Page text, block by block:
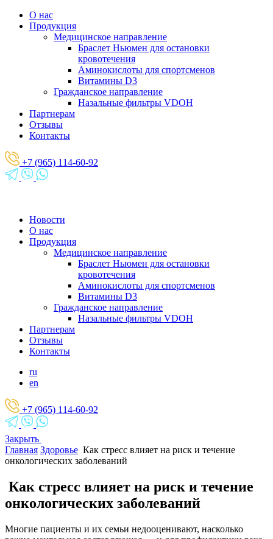
О нас
Продукция
Медицинское направление
Браслет Ньюмен для остановки
кровотечения
Аминокислоты для спортсменов
Витамины D3
Гражданское направление
Назальные фильтры VDOH
Партнерам
Отзывы
Контакты
+7 (965) 114-60-92
Новости
О нас
Продукция
Медицинское направление
Браслет Ньюмен для остановки
кровотечения
Аминокислоты для спортсменов
Витамины D3
Гражданское направление
Назальные фильтры VDOH
Партнерам
Отзывы
Контакты
ru
en
+7 (965) 114-60-92
Закрыть
Главная Здоровье Как стресс влияет на риск и течение
онкологических заболеваний
Как стресс влияет на риск и течение
онкологических заболеваний
Многие пациенты и их семьи недооценивают, насколько